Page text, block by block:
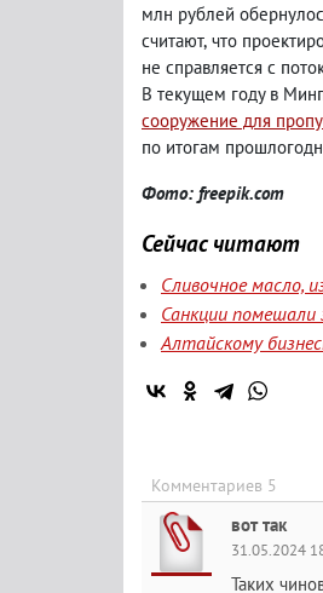
млн рублей
считают, что
не справляется с
В текущем году в
сооружение для
по итогам
Фото: freepik.com
Сейчас читают
Сливочное масло,
Санкции помешали
Алтайскому
Комментариев 5
вот так
31.05.2024
Таких